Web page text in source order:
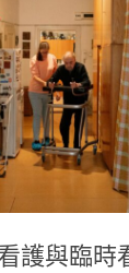
護與臨時